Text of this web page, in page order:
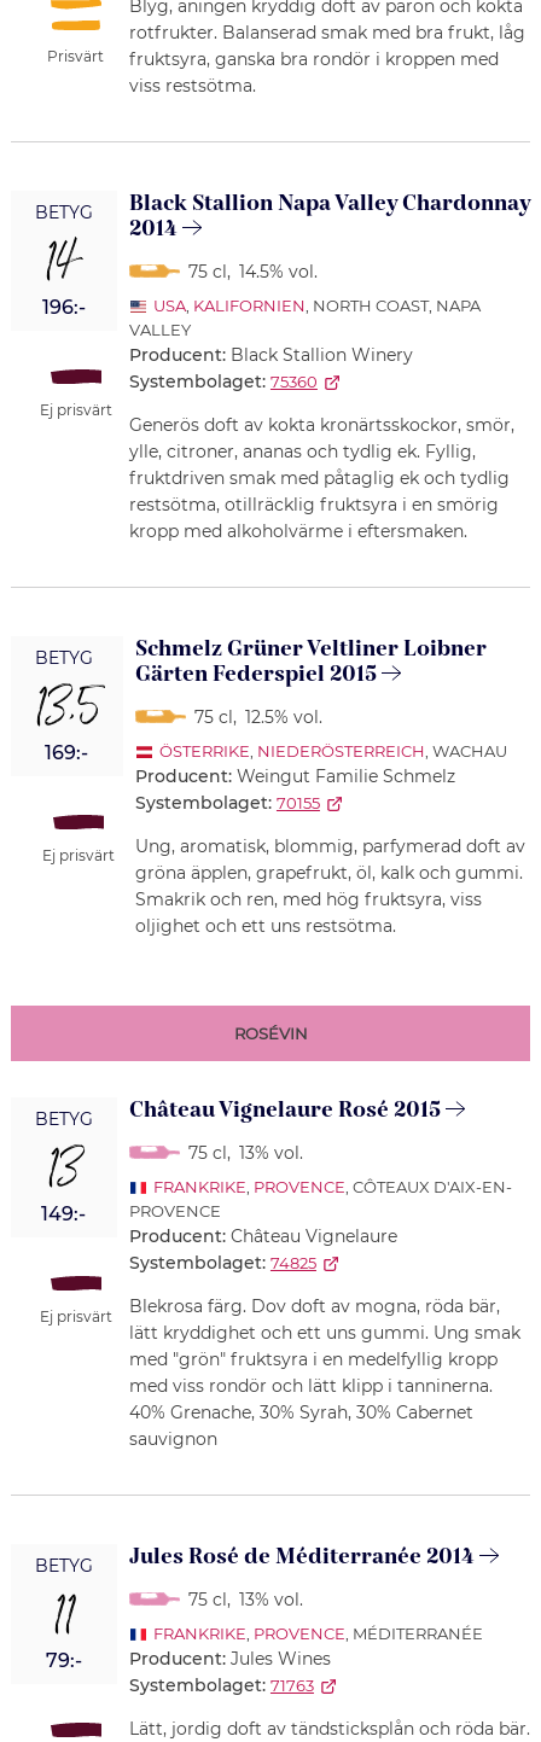
Prisvärt
Blyg, aningen kryddig doft av päron och kokta
rotfrukter. Balanserad smak med bra frukt, låg
fruktsyra, ganska bra rondör i kroppen med
viss restsötma.
BETYG
14
196:-
Ej prisvärt
Black Stallion Napa Valley Chardonnay
2014
75 cl, 14.5% vol.
USA, KALIFORNIEN , NORTH COAST, NAPA
VALLEY
Producent: Black Stallion Winery
Systembolaget: 75360
Generös doft av kokta kronärtsskockor, smör,
ylle, citroner, ananas och tydlig ek. Fyllig,
fruktdriven smak med påtaglig ek och tydlig
restsötma, otillräcklig fruktsyra i en smörig
kropp med alkoholvärme i eftersmaken.
BETYG
13,5
169:-
Ej prisvärt
Schmelz Grüner Veltliner Loibner
Gärten Federspiel 2015
75 cl, 12.5% vol.
ÖSTERRIKE NIEDERÖSTERREICH , WACHAU
Producent: Weingut Familie Schmelz
Systembolaget: 70155
Ung, aromatisk, blommig, parfymerad doft av
gröna äpplen, grapefrukt, öl, kalk och gummi.
Smakrik och ren, med hög fruktsyra, viss
oljighet och ett uns restsötma.
ROSÉVIN
BETYG
13
149:-
Ej prisvärt
Château Vignelaure Rosé 2015
75 cl, 13% vol.
FRANKRIKE PROVENCE , CÔTEAUX D'AIX-EN-
PROVENCE
Producent: Château Vignelaure
Systembolaget: 74825
Blekrosa färg. Dov doft av mogna, röda bär,
lätt kryddighet och ett uns gummi. Ung smak
med "grön" fruktsyra i en medelfyllig kropp
med viss rondör och lätt klipp i tanninerna.
40% Grenache, 30% Syrah, 30% Cabernet
sauvignon
BETYG
11
79:-
Jules Rosé de Méditerranée 2014
75 cl, 13% vol.
FRANKRIKE PROVENCE , MÉDITERRANÉE
Producent: Jules Wines
Systembolaget: 71763
Lätt, jordig doft av tändsticksplån och röda bär.